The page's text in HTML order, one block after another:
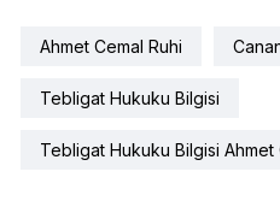
Ahmet Cemal Ruhi
Tebligat Hukuku Bilgisi
Tebligat Hukuku Bilgisi Ahmet